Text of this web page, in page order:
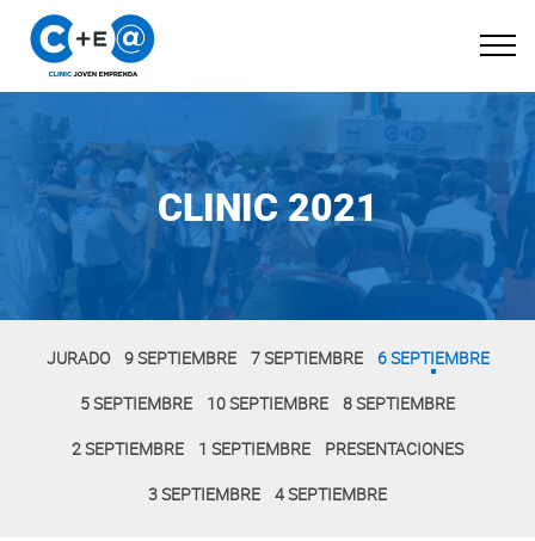
CLINIC 2021
JURADO 9 SEPTIEMBRE 7 SEPTIEMBRE
6 SEPTIEMBRE
5 SEPTIEMBRE
10 SEPTIEMBRE
8 SEPTIEMBRE
2 SEPTIEMBRE
1 SEPTIEMBRE
PRESENTACIONES
3 SEPTIEMBRE
4 SEPTIEMBRE